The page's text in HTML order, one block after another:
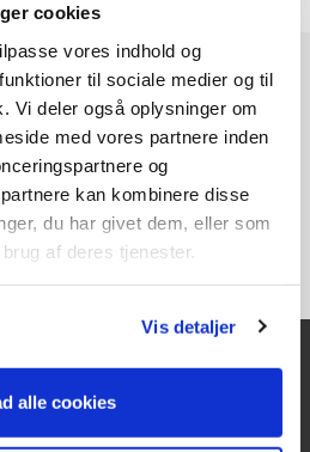
cookies
vores indhold og
til sociale medier og til
Vi deler også oplysninger om
med vores partnere inden
og
kan kombinere disse
du har givet dem, eller som
af deres tjenester.
Vis detaljer
alle cookies